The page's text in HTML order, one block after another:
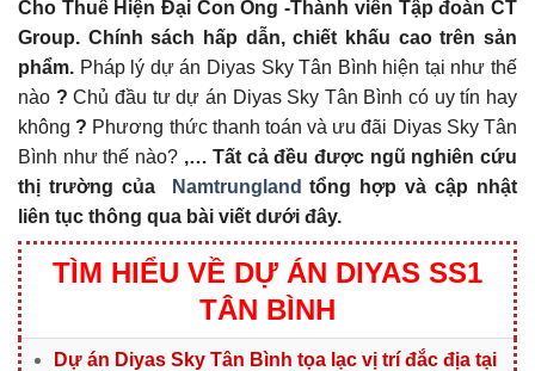
Cho Thuê Hiện Đại Con Ong -Thành viên Tập đoàn CT
Group. Chính sách hấp dẫn, chiết khấu cao trên sản
phẩm. Pháp lý dự án Diyas Sky Tân Bình hiện tại như thế
nào ?Chủ đầu tư dự án Diyas Sky Tân Bình có uy tín hay
không ? Phương thức thanh toán và ưu đãi Diyas Sky Tân
Bình như thế nào? ,… Tất cả đều được ngũ nghiên cứu
thị trường của
Namtrungland tổng hợp và cập nhật
liên tục thông qua bài viết dưới đây.
TÌM HIỂU VỀ DỰ ÁN DIYAS SS1
TÂN BÌNH
Dự án Diyas Sky Tân Bình tọa lạc vị trí đắc địa tại